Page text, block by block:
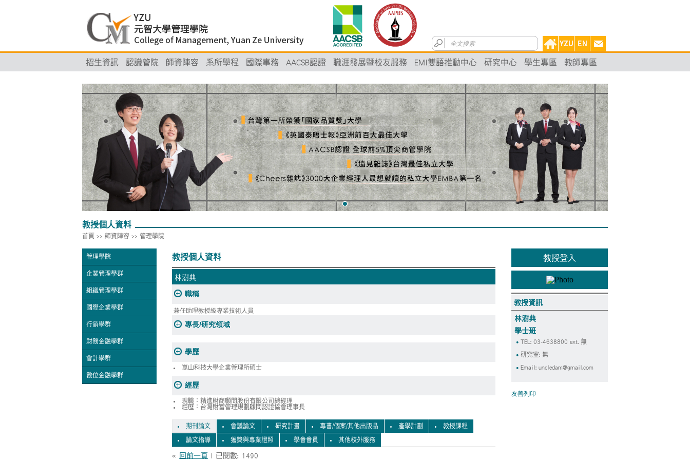
招生資訊 認識管院 師資陣容 系所學程 國際事務 AACSB認證 職涯發展暨校友服務 EMI雙語推動中心 研究中心 學生專區 教師專區
教授個人資料
首頁 >> 師資陣容 >> 管理學院
管理學院
企業管理學群
組織管理學群
國際企業學群
行銷學群
財務金融學群
會計學群
數位金融學群
教授個人資料
林澍典
職稱
兼任助理教授級專業技術人員
專長/研究領域
學歷
崑山科技大學企業管理所碩士
經歷
現職：精進財商顧問股份有限公司總經理
經歷：台灣財富管理規劃顧問認證協會理事長
期刊論文 會議論文 研究計畫 專書/個案/其他出版品 產學計劃 教授課程
論文指導 獲獎與專業證照 學會會員 其他校外服務
« 回前一頁 | 已閱數: 1490
教授登入
教授資訊
林澍典
學士班
TEL: 03-4638800 ext. 無
研究室: 無
Email: uncledam@gmail.com
友善列印